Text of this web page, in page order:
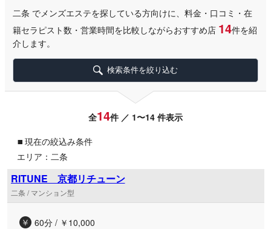
二条 でメンズエステを探している方向けに、料金・口コミ・在
籍セラピスト数・営業時間を比較しながらおすすめ店 14件を紹
介します。
検索条件を絞り込む
全14件 ／ 1〜14 件表示
▪ 現在の絞込み条件
エリア：二条
RITUNE 京都リチューン
二条 / マンション型
60分 / ￥10,000